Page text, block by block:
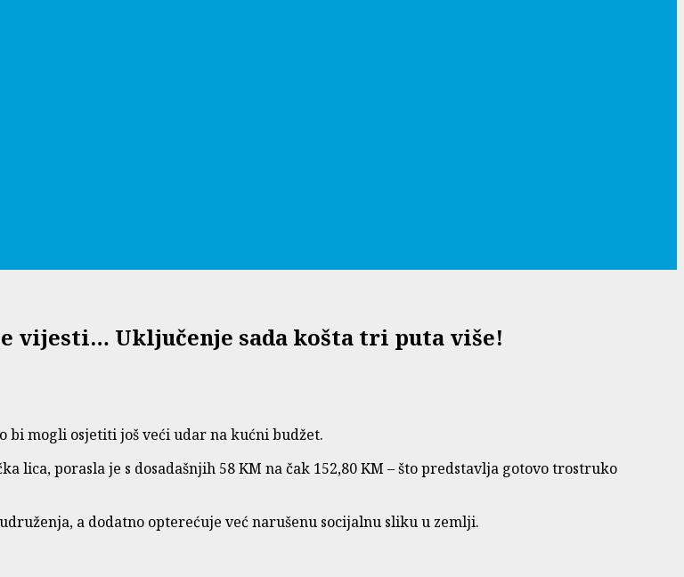
vijesti… Uključenje sada košta tri puta više!
bi mogli osjetiti još veći udar na kućni budžet.
porasla je s dosadašnjih 58 KM na čak 152,80 KM – što predstavlja gotovo trostruko
a dodatno opterećuje već narušenu socijalnu sliku u zemlji.